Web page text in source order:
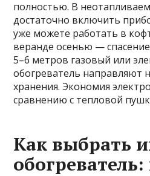
полностью. В
достаточно включить
уже можете работать в
веранде осенью —
5–6 метров газовый или
обогреватель направляют
хранения. Экономия
сравнению с тепловой
Как выбрать